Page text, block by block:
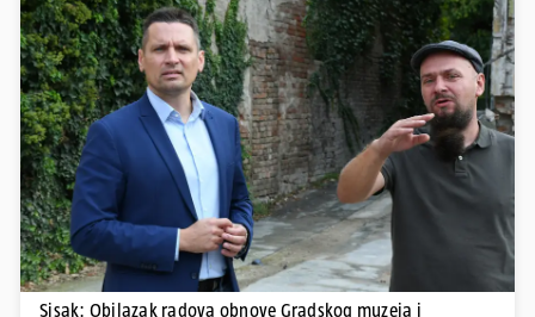
Pokretanje videa...
Sisak: Obilazak radova obnove Gradskog muzeja i